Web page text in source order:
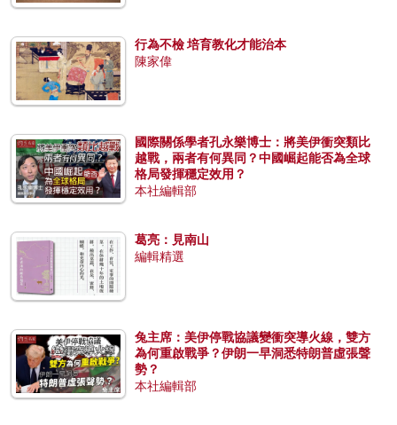
行為不檢 培育教化才能治本
陳家偉
國際關係學者孔永樂博士：將美伊衝突類比
越戰，兩者有何異同？中國崛起能否為全球
格局發揮穩定效用？
本社編輯部
葛亮：見南山
編輯精選
兔主席：美伊停戰協議變衝突導火線，雙方
為何重啟戰爭？伊朗一早洞悉特朗普虛張聲
勢？
本社編輯部